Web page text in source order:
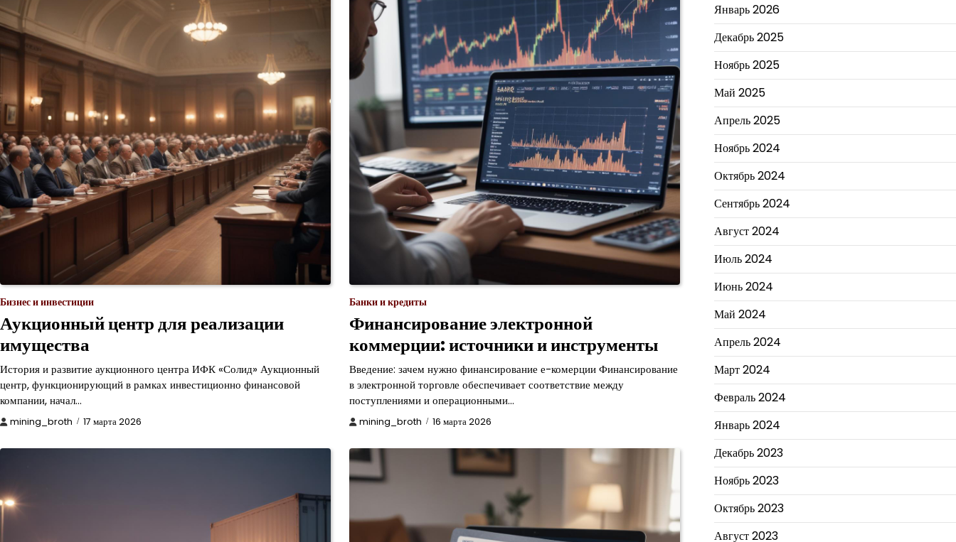
Бизнес и инвестиции
Аукционный центр для реализации
имущества
История и развитие аукционного центра ИФК «Солид» Аукционный
центр, функционирующий в рамках инвестиционно финансовой
компании, начал…
mining_broth 17 марта 2026
Банки и кредиты
Финансирование электронной
коммерции: источники и инструменты
Введение: зачем нужно финансирование е-комерции Финансирование
в электронной торговле обеспечивает соответствие между
поступлениями и операционными…
mining_broth 16 марта 2026
Январь 2026
Декабрь 2025
Ноябрь 2025
Май 2025
Апрель 2025
Ноябрь 2024
Октябрь 2024
Сентябрь 2024
Август 2024
Июль 2024
Июнь 2024
Май 2024
Апрель 2024
Март 2024
Февраль 2024
Январь 2024
Декабрь 2023
Ноябрь 2023
Октябрь 2023
Август 2023